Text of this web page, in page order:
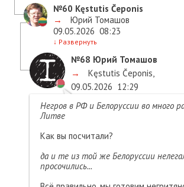
№60 Kęstutis Čeponis
→
Юрий Томашов
09.05.2026 08:23
↓ Развернуть
№68 Юрий Томашов
→
Kęstutis Čeponis,
09.05.2026 12:29
Негров в РФ и Белоруссии во много
Литве
Как вы посчитали?
да и те из той же Белоруссии
просочились...